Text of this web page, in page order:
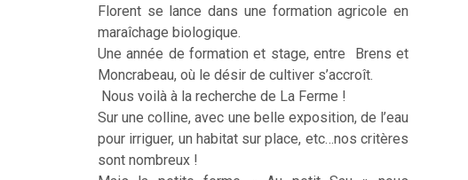
Florent se lance dans une formation agricole en
maraîchage biologique.
Une année de formation et stage, entre Brens et
Moncrabeau, où le désir de cultiver s’accroît.
Nous voilà à la recherche de La Ferme !
Sur une colline, avec une belle exposition, de l’eau
pour irriguer, un habitat sur place, etc…nos critères
sont nombreux !